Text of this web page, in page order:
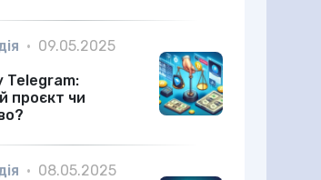
• 09.05.2025
Telegram:
проєкт чи
• 08.05.2025